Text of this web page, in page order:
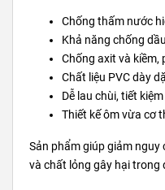
Chống thấm nước
Khả năng chống
Chống axit và
Chất liệu PVC dày
Dễ lau chùi, tiết
Thiết kế ôm vừa cơ
Sản phẩm giúp giảm
và chất lỏng gây hại trong